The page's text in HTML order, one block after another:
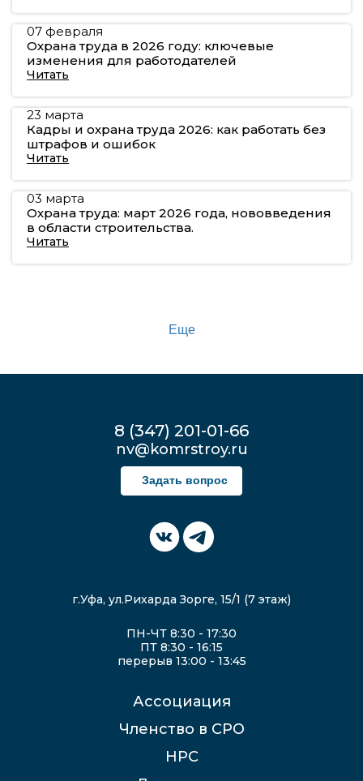
07 февраля
Охрана труда в 2026 году: ключевые
изменения для работодателей
Читать
23 марта
Кадры и охрана труда 2026: как работать без
штрафов и ошибок
Читать
03 марта
Охрана труда: март 2026 года, нововведения
в области строительства.
Читать
Еще
8 (347) 201-01-66
nv@komrstroy.ru
Задать вопрос
г.Уфа, ул.Рихарда Зорге, 15/1 (7 этаж)
ПН-ЧТ 8:30 - 17:30
ПТ 8:30 - 16:15
перерыв 13:00 - 13:45
Ассоциация
Членство в СРО
НРС